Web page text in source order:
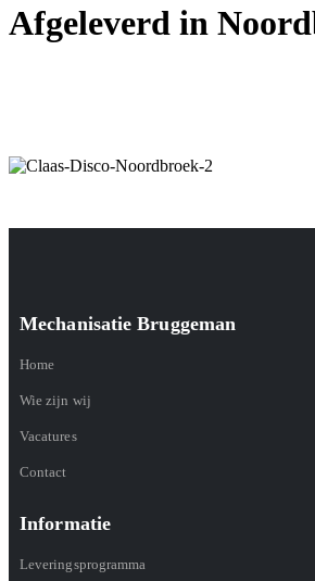
Afgeleverd in
Mechanisatie Bruggeman
Home
Wie zijn wij
Vacatures
Contact
Informatie
Leveringsprogramma